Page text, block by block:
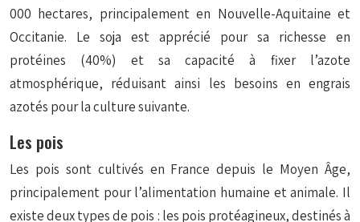
000 hectares, principalement en Nouvelle-Aquitaine et
Occitanie. Le soja est apprécié pour sa richesse en
protéines (40%) et sa capacité à fixer l’azote
atmosphérique, réduisant ainsi les besoins en engrais
azotés pour la culture suivante.
Les pois
Les pois sont cultivés en France depuis le Moyen Âge,
principalement pour l’alimentation humaine et animale. Il
existe deux types de pois : les pois protéagineux, destinés à